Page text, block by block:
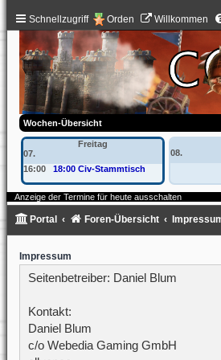
Schnellzugriff Orden Willkommen
Wochen-Übersicht
Freitag
07.
16:00
18:00 Civ-Stammtisch
08.
Anzeige der Termine für heute ausschalten
Portal Foren-Übersicht
Impressum
Seitenbetreiber: Daniel Blum
Kontakt:
Daniel Blum
c/o Webedia Gaming GmbH